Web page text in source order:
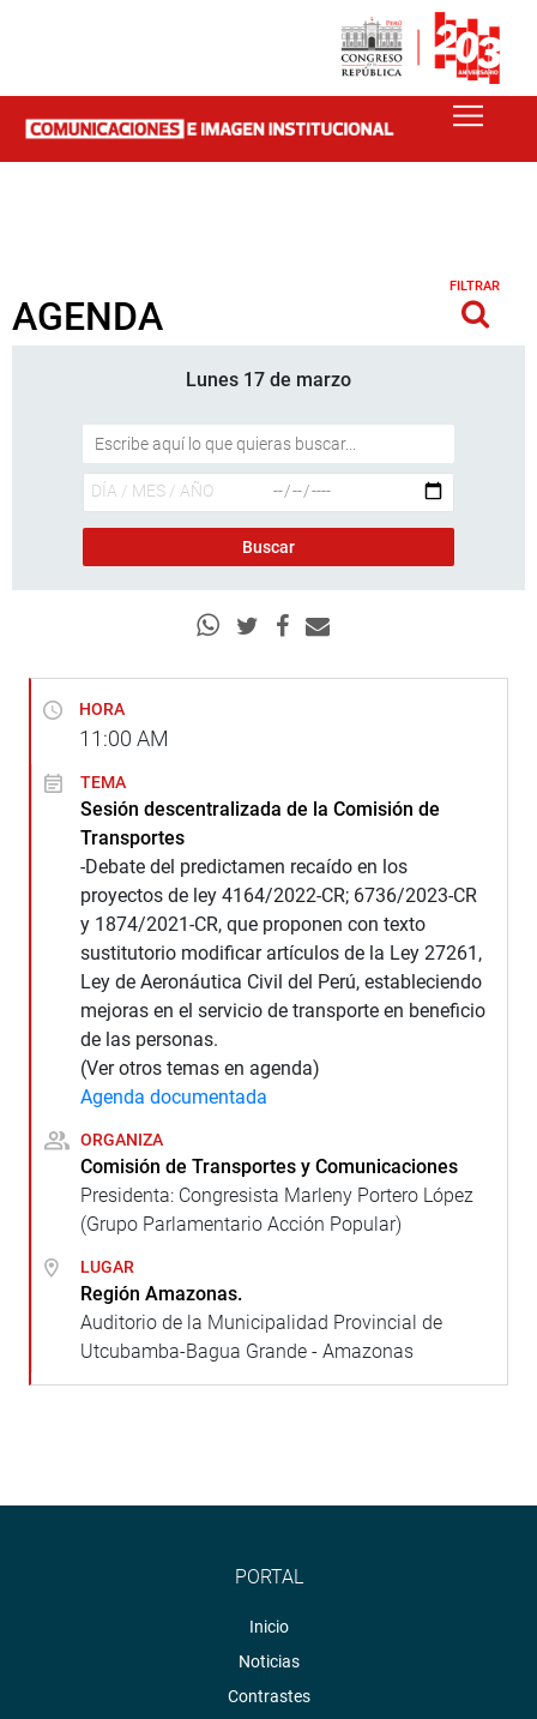
AGENDA
FILTRAR
Lunes 17 de marzo
HORA
11:00 AM
TEMA
Sesión descentralizada de la Comisión de
Transportes
-Debate del predictamen recaído en los
proyectos de ley 4164/2022-CR; 6736/2023-CR
y 1874/2021-CR, que proponen con texto
sustitutorio modificar artículos de la Ley 27261,
Ley de Aeronáutica Civil del Perú, estableciendo
mejoras en el servicio de transporte en beneficio
de las personas.
(Ver otros temas en agenda)
Agenda documentada
ORGANIZA
Comisión de Transportes y Comunicaciones
Presidenta: Congresista Marleny Portero López
(Grupo Parlamentario Acción Popular)
LUGAR
Región Amazonas.
Auditorio de la Municipalidad Provincial de
Utcubamba-Bagua Grande - Amazonas
PORTAL
Inicio
Noticias
Contrastes